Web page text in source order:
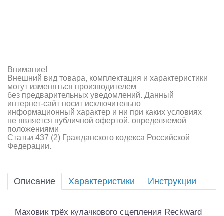
Аппаратура и электроника
Аккумуляторы и батарейки
Зарядные устройства и блоки питания
Двигатели
Инструмент,измерительные приборы,расходники
Внимание!
Внешний вид товара, комплектация и характеристики
могут изменяться производителем
без предварительных уведомлений. Данный
интернет-сайт носит исключительно
информационный характер и ни при каких условиях
не является публичной офертой, определяемой
положениями
Статьи 437 (2) Гражданского кодекса Российской
Федерации.
Описание Характеристики Инструкции
Маховик трёх кулачкового сцепления Reckward